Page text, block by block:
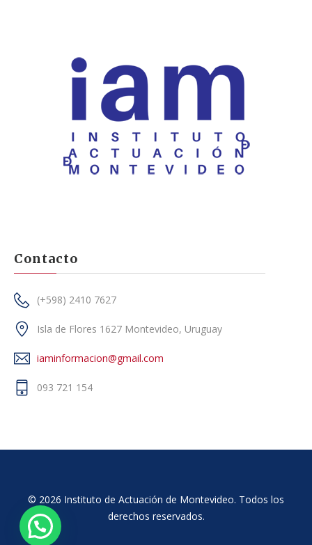
Contacto
(+598) 2410 7627
Isla de Flores 1627 Montevideo, Uruguay
iaminformacion@gmail.com
093 721 154
© 2026 Instituto de Actuación de Montevideo. Todos los
derechos reservados.